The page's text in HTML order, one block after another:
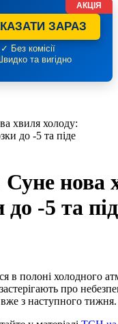
ЗАРАЗ
✓ Без комісії
та вигідно
АКЦІЯ
хвиля холоду:
до -5 та піде
нова
-5 та
в полоні холодного
про
з наступного тижня.